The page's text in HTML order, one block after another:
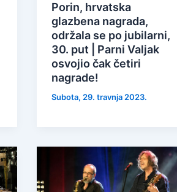
Porin, hrvatska
glazbena nagrada,
održala se po jubilarni,
30. put | Parni Valjak
osvojio čak četiri
nagrade!
Subota, 29. travnja 2023.